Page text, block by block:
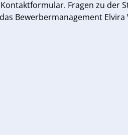
Fragen zu der
Bewerbermanagement Elvira